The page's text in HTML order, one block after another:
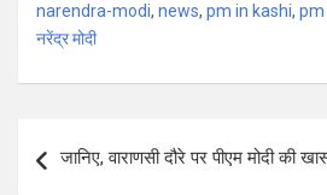
narendra-modi, news, pm in kashi, pm
नरेंद्र मोदी
navigation
जानिए, वाराणसी दौरे पर पीएम मोदी की